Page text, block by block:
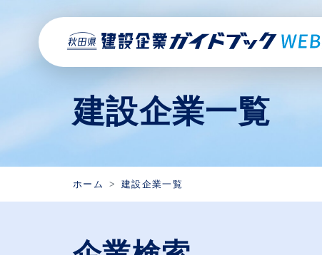
建設企業一覧
ホーム 建設企業一覧